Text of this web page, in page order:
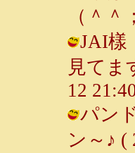
（＾
JAI樣
見てま
12
パン
ン～♪ (